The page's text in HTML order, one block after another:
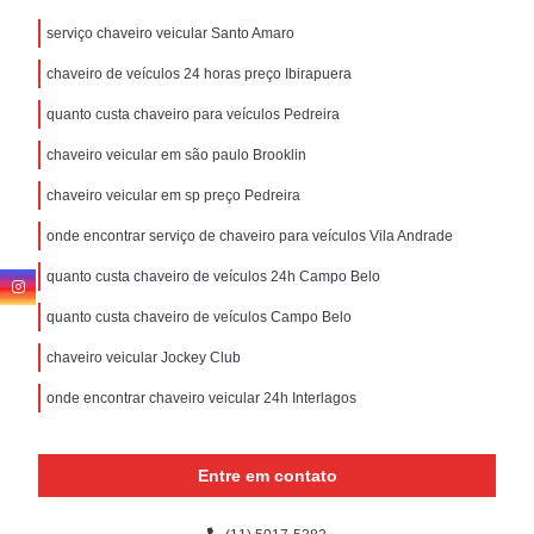
serviço chaveiro veicular Santo Amaro
chaveiro de veículos 24 horas preço Ibirapuera
quanto custa chaveiro para veículos Pedreira
chaveiro veicular em são paulo Brooklin
chaveiro veicular em sp preço Pedreira
onde encontrar serviço de chaveiro para veículos Vila Andrade
quanto custa chaveiro de veículos 24h Campo Belo
quanto custa chaveiro de veículos Campo Belo
chaveiro veicular Jockey Club
onde encontrar chaveiro veicular 24h Interlagos
Entre em contato